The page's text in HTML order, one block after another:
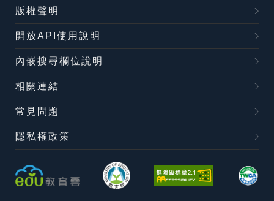
版權聲明
開放API使用說明
內嵌搜尋欄位說明
相關連結
常見問題
隱私權政策